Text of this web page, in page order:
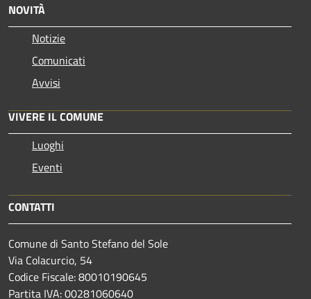
NOVITÀ
Notizie
Comunicati
Avvisi
VIVERE IL COMUNE
Luoghi
Eventi
CONTATTI
Comune di Santo Stefano del Sole
Via Colacurcio, 54
Codice Fiscale: 80010190645
Partita IVA: 00281060640